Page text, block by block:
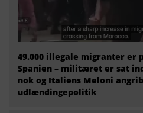
49.000 illegale migranter er
Spanien – militæret er sat
nok og Italiens Meloni
udlændingepolitik